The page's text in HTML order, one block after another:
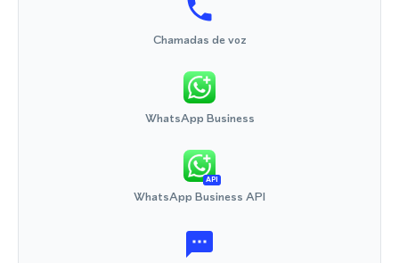
Chamadas de voz
WhatsApp Business
API
WhatsApp Business API